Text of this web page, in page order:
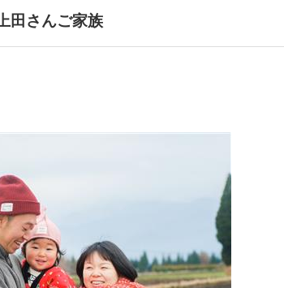
田さんご家族